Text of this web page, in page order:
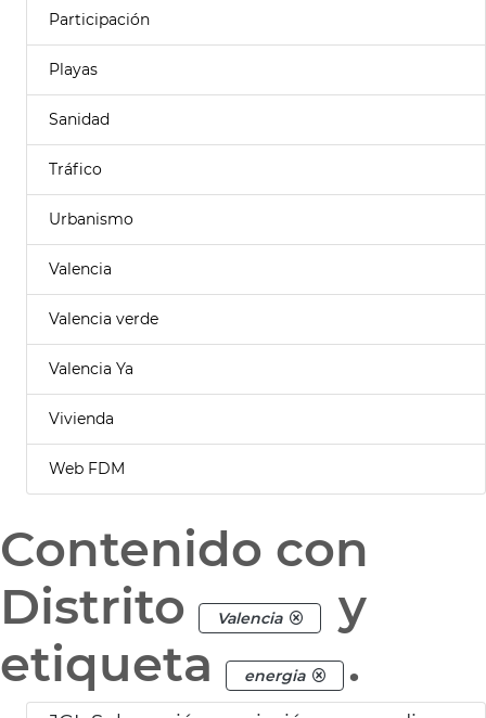
Participación
Playas
Sanidad
Tráfico
Urbanismo
Valencia
Valencia verde
Valencia Ya
Vivienda
Web FDM
Contenido con
Distrito
Valencia
y
etiqueta
energia .